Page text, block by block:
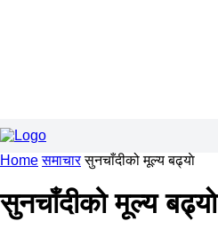
Home समाचार सुनचाँदीको मूल्य बढ्याे
सुनचाँदीको मूल्य बढ्याे